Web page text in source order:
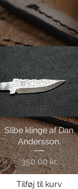
Hurtigvisning
Slibe klinge af Dan
Andersson.
Pris
350,00 kr.
Tilføj til kurv